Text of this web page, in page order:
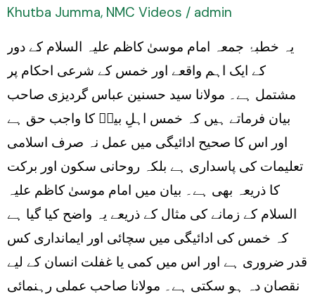
Khutba Jumma, NMC Videos / admin
یہ خطبۂ جمعہ امام موسیٰ کاظم علیہ السلام کے دور
کے ایک اہم واقعے اور خمس کے شرعی احکام پر
مشتمل ہے۔ مولانا سید حسنین عباس گردیزی صاحب
بیان فرماتے ہیں کہ خمس اہلِ بیتؑ کا واجب حق ہے
اور اس کا صحیح ادائیگی میں عمل نہ صرف اسلامی
تعلیمات کی پاسداری ہے بلکہ روحانی سکون اور برکت
کا ذریعہ بھی ہے۔ بیان میں امام موسیٰ کاظم علیہ
السلام کے زمانے کی مثال کے ذریعے یہ واضح کیا گیا ہے
کہ خمس کی ادائیگی میں سچائی اور ایمانداری کس
قدر ضروری ہے اور اس میں کمی یا غفلت انسان کے لیے
نقصان دہ ہو سکتی ہے۔ مولانا صاحب عملی رہنمائی
Abbas
Gardezi